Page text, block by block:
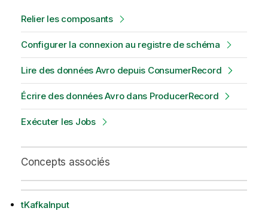
Relier les composants
Configurer la connexion au registre de schéma
Lire des données Avro depuis ConsumerRecord
Écrire des données Avro dans ProducerRecord
Exécuter les Jobs
Concepts associés
tKafkaInput